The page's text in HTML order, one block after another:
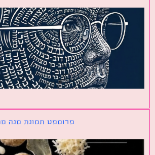
פרומפט תמונת מנה מפורקת